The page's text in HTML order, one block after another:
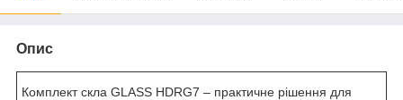
Опис
Комплект скла GLASS HDRG7 – практичне рішення для